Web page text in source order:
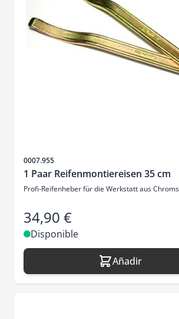
SKU
0007.955
1 Paar Reifenmontiereisen 35 cm
Profi-Reifenheber für die Werkstatt aus
34,90 €
Disponible
Añadir